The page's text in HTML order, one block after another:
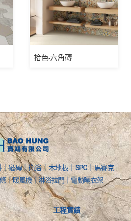
拾色-六角磚
磁磚｜衛浴｜木地板｜SPC｜馬賽克
｜暖風機｜淋浴拉門｜電動曬衣架
工程實績